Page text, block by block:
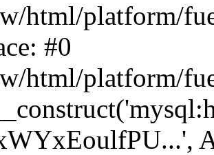
html/platform/
#0
html/platform/